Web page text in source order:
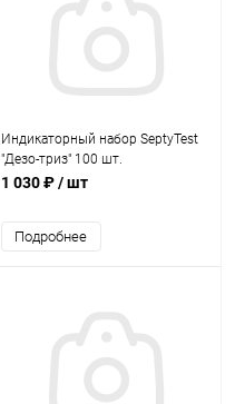
Индикаторный набор SeptyTest
"Дезо-триз" 100 шт.
1 030 ₽/ шт
Подробнее